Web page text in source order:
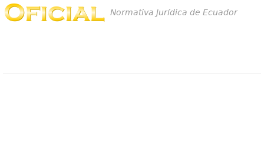
Normativa Jurídica de Ecuador